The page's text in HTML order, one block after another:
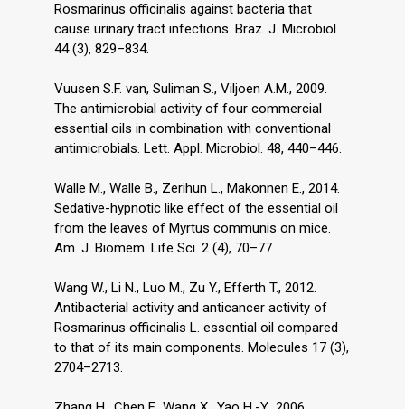
Rosmarinus officinalis against bacteria that
cause urinary tract infections. Braz. J. Microbiol.
44 (3), 829–834.
Vuusen S.F. van, Suliman S., Viljoen A.M., 2009.
The antimicrobial activity of four commercial
essential oils in combination with conventional
antimicrobials. Lett. Appl. Microbiol. 48, 440–446.
Walle M., Walle B., Zerihun L., Makonnen E., 2014.
Sedative-hypnotic like effect of the essential oil
from the leaves of Myrtus communis on mice.
Am. J. Biomem. Life Sci. 2 (4), 70–77.
Wang W., Li N., Luo M., Zu Y., Efferth T., 2012.
Antibacterial activity and anticancer activity of
Rosmarinus officinalis L. essential oil compared
to that of its main components. Molecules 17 (3),
2704–2713.